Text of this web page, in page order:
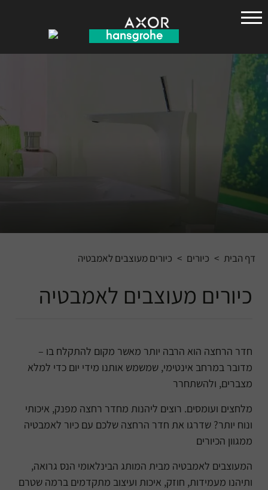
גרואה
דף הבית > כיורים > כיורים מעוצבים לאמבטיה
כיורים מעוצבים לאמבטיה
חדר הרחצה הוא הרבה יותר מאשר מקום להתקלח בו –
מדובר במרחב אינטימי, שמשמש אותנו מידי יום כדי למלא
מצברים, ולהשתחרר
מלחצים ועומסים. רוצים ליהנות מחדר רחצה מפנק, איכותי
ונוח יותר? שדרגו את חדר הרחצה שלכם עם כיור לאמבטיה
ממגוון הכיורים
המעוצבים לאמבטיה מבית המותג הבינלאומי הנס גרואה,
ותיהנו מעמידות, חוזק, איכות ועיצוב מתקדמים ברמה שטרם